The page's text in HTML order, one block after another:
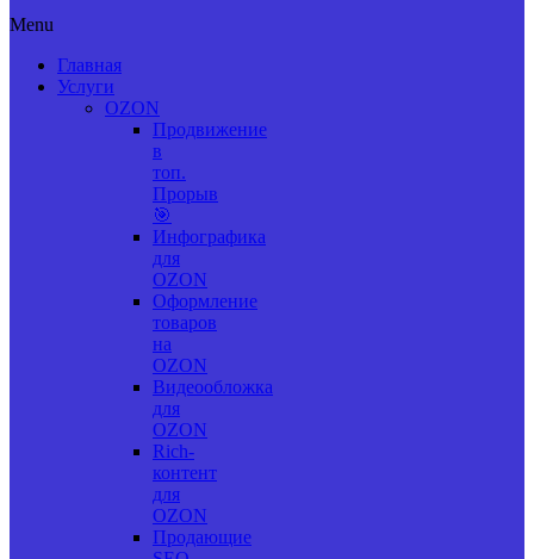
Menu
Главная
Услуги
OZON
Продвижение
в
топ.
Прорыв
🎯
Инфографика
для
OZON
Оформление
товаров
на
OZON
Видеообложка
для
OZON
Rich-
контент
для
OZON
Продающие